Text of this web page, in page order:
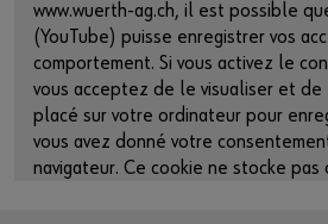
www.wuerth-ag.ch, il est possible
(YouTube) puisse enregistrer vos
comportement. Si vous activez le
vous acceptez de le visualiser et
placé sur votre ordinateur pour
vous avez donné votre
navigateur. Ce cookie ne stocke pas